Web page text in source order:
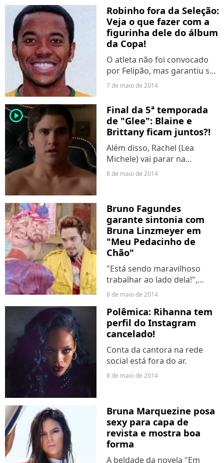
Robinho fora da Seleção:
Veja o que fazer com a
figurinha dele do álbum
da Copa!
O atleta não foi convocado
por Felipão, mas garantiu seu
lugar no álbum de figurinhas.
7 de maio de 2014
player2
Final da 5ª temporada
de "Glee": Blaine e
Brittany ficam juntos?!
Além disso, Rachel (Lea
Michele) vai parar na
televisão? Entenda!
8 de maio de 2014
Bruno Fagundes
garante sintonia com
Bruna Linzmeyer em
"Meu Pedacinho de
Chão"
"Está sendo maravilhoso
trabalhar ao lado dela!",
contou o galã em entrevista à
8 de maio de 2014
Polêmica: Rihanna tem
perfil do Instagram
cancelado!
Conta da cantora na rede
social está fora do ar.
8 de maio de 2014
Bruna Marquezine posa
sexy para capa de
revista e mostra boa
forma
A beldade da novela "Em